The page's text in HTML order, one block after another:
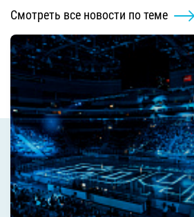
Смотреть все новости по теме